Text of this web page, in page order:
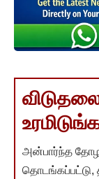
அன்பார்ந்த
தொடங்கப்பட்டு,